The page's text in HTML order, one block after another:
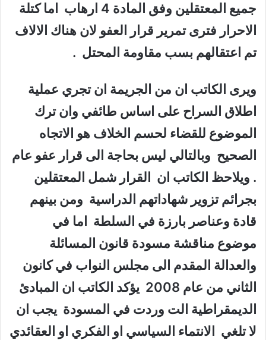
جميع المعتقلين وفق المادة 4 ارهاب اما كتلة
الاحرار فترى تمرير قرار العفو لان هناك الالاف
تم اعتقالهم بسب مقاومة المحتل .
ويرى الكاتب ان من الجريمة ان تجري عملية
اطلاق السراح على اساس طائفي وان ترك
الموضوع للقضاء لحسم الخلاف هو الاتجاه
الصحيح وبالتالي ليس بحاجة الى قرار عفو عام
. ويلاحظ الكاتب ان القرار شمل المعتقلين
بجرائم تزوير شهاداتهم الدراسية ومن بينهم
قادة وعناصر بارزة في السلطة اما في
موضوع مناقشة مسودة قانون المسائلة
والعدالة المقدم الى مجلس النواب في كانون
الثاني من عام 2008 يؤكد الكاتب ان المبادئ
الديمقراطية الت وردت في المسودة يجب ان
لا تلغي الانتماء السياسي او الفكري او العقائدي